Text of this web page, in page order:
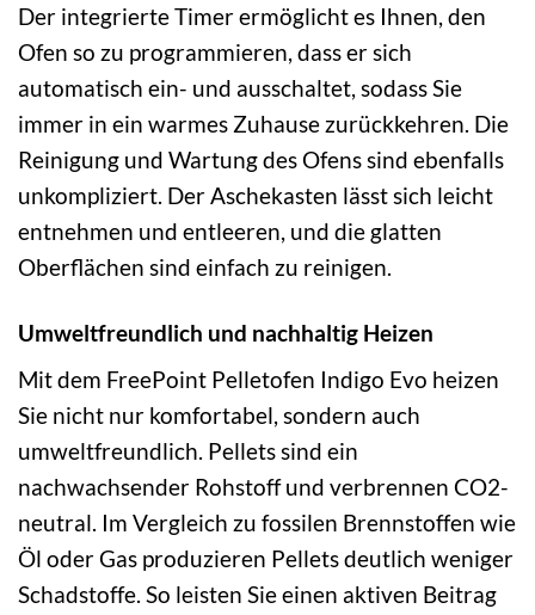
Der integrierte Timer ermöglicht es Ihnen, den
Ofen so zu programmieren, dass er sich
automatisch ein- und ausschaltet, sodass Sie
immer in ein warmes Zuhause zurückkehren. Die
Reinigung und Wartung des Ofens sind ebenfalls
unkompliziert. Der Aschekasten lässt sich leicht
entnehmen und entleeren, und die glatten
Oberflächen sind einfach zu reinigen.
Umweltfreundlich und nachhaltig Heizen
Mit dem FreePoint Pelletofen Indigo Evo heizen
Sie nicht nur komfortabel, sondern auch
umweltfreundlich. Pellets sind ein
nachwachsender Rohstoff und verbrennen CO2-
neutral. Im Vergleich zu fossilen Brennstoffen wie
Öl oder Gas produzieren Pellets deutlich weniger
Schadstoffe. So leisten Sie einen aktiven Beitrag